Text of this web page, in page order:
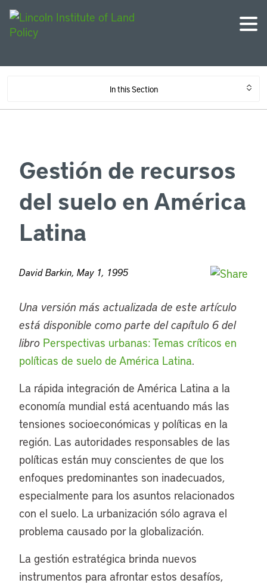
In this Section
Gestión de recursos
del suelo en América
Latina
David Barkin, May 1, 1995
Una versión más actualizada de este artículo
está disponible como parte del capítulo 6 del
libro Perspectivas urbanas: Temas críticos en
políticas de suelo de América Latina.
La rápida integración de América Latina a la
economía mundial está acentuando más las
tensiones socioeconómicas y políticas en la
región. Las autoridades responsables de las
políticas están muy conscientes de que los
enfoques predominantes son inadecuados,
especialmente para los asuntos relacionados
con el suelo. La urbanización sólo agrava el
problema causado por la globalización.
La gestión estratégica brinda nuevos
instrumentos para afrontar estos desafíos,